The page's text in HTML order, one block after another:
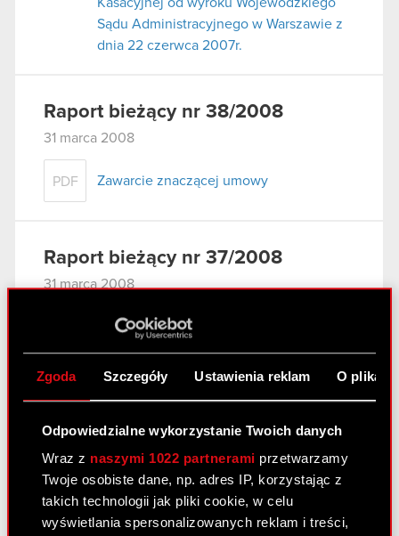
Zgoda Szczegóły Ustawienia reklam O
Odpowiedzialne wykorzystanie Twoich danych
Wraz z naszymi 1022 partnerami przetwarzamy
Twoje osobiste dane, np. adres IP, korzystając z
takich technologii jak pliki cookie, w celu
wyświetlania spersonalizowanych reklam i treści,
Kasacyjnej od wyroku Wojewódzkiego
Sądu Administracyjnego w Warszawie z
dnia 22 czerwca 2007r.
Raport bieżący nr 38/2008
31 marca 2008
PDF Zawarcie znaczącej umowy
Raport bieżący nr 37/2008
31 marca 2008
Wniosek do Sądu Rejonowego w
Warszawie o odroczenie posiedzenia
Sądu
Raport bieżący nr 36/2008
27 marca 2008
PDF
Aneks nr 2 w sprawie prolongaty terminu
spłaty wierzytelności do Porozumienia z
11 października 2007 r. - zmiana